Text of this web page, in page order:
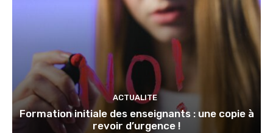
ACTUALITE
Formation initiale des enseignants : une copie à
revoir d’urgence !